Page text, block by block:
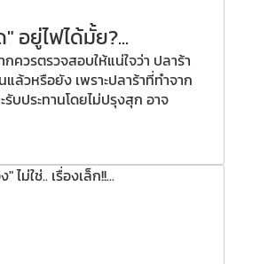
" อยู่ไฟได้มั้ย?...
ควรตรวจสอบให้แน่ใจว่า ปลาร้า
ล้วหรือยัง เพราะปลาร้าที่ทำจาก
บประทานโดยไม่ปรุงสุก อาจ